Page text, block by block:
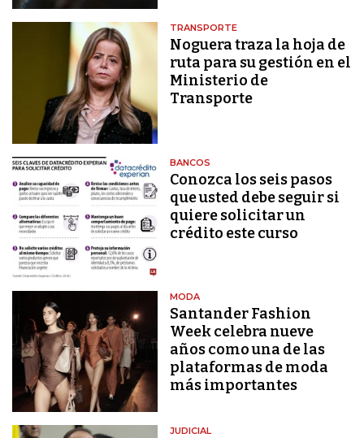
TRANSPORTE
Noguera traza la hoja de
ruta para su gestión en el
Ministerio de
Transporte
BANCOS
Conozca los seis pasos
que usted debe seguir si
quiere solicitar un
crédito este curso
MODA
Santander Fashion
Week celebra nueve
años como una de las
plataformas de moda
más importantes
JUDICIAL